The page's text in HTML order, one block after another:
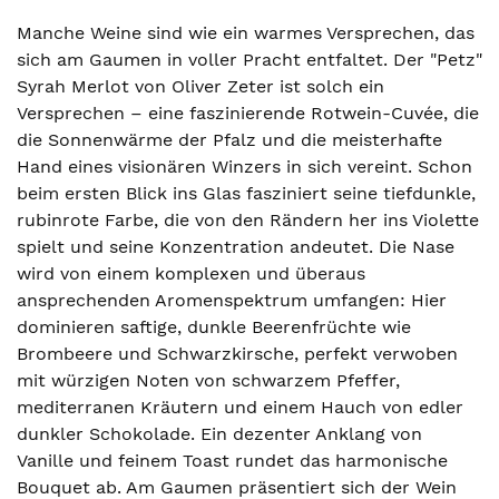
Manche Weine sind wie ein warmes Versprechen, das
sich am Gaumen in voller Pracht entfaltet. Der "Petz"
Syrah Merlot von Oliver Zeter ist solch ein
Versprechen – eine faszinierende Rotwein-Cuvée, die
die Sonnenwärme der Pfalz und die meisterhafte
Hand eines visionären Winzers in sich vereint. Schon
beim ersten Blick ins Glas fasziniert seine tiefdunkle,
rubinrote Farbe, die von den Rändern her ins Violette
spielt und seine Konzentration andeutet. Die Nase
wird von einem komplexen und überaus
ansprechenden Aromenspektrum umfangen: Hier
dominieren saftige, dunkle Beerenfrüchte wie
Brombeere und Schwarzkirsche, perfekt verwoben
mit würzigen Noten von schwarzem Pfeffer,
mediterranen Kräutern und einem Hauch von edler
dunkler Schokolade. Ein dezenter Anklang von
Vanille und feinem Toast rundet das harmonische
Bouquet ab. Am Gaumen präsentiert sich der Wein